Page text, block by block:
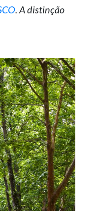
. A distinção